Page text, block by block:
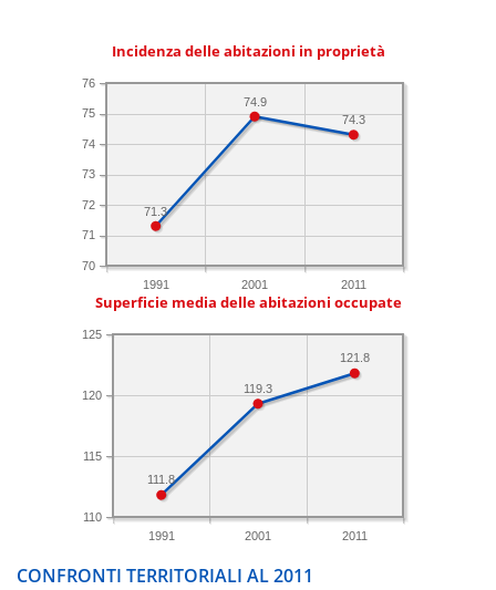
Incidenza delle abitazioni in proprietà
1991 2001 2011
70
71
72
73
74
75
76
74.3
74.9
71.3
Superficie media delle abitazioni occupate
1991 2001 2011
110
115
120
125
121.8
119.3
111.8
CONFRONTI TERRITORIALI AL 2011